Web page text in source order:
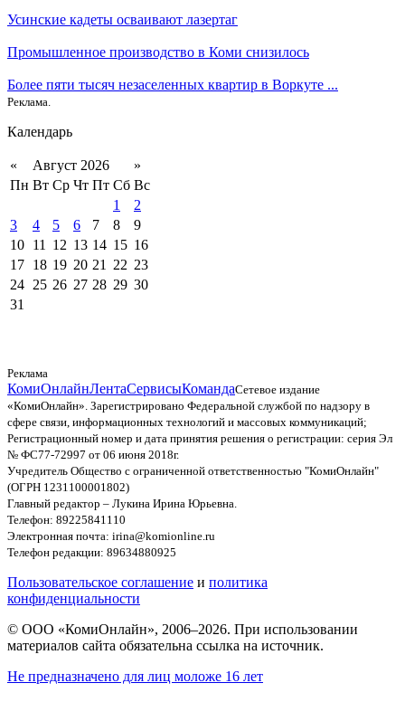
Усинские кадеты осваивают лазертаг
Промышленное производство в Коми снизилось
Более пяти тысяч незаселенных квартир в Воркуте ...
Реклама.
Календарь
« Август 2026
»
Пн Вт Ср Чт Пт Сб Вс
1
2
3
4 5 6 7 8
9
10 11 12 13 14 15 16
17 18 19 20 21 22 23
24 25 26 27 28 29 30
31
Реклама
КомиОнлайнЛентаСервисыКомандаСетевое издание
«КомиОнлайн». Зарегистрировано Федеральной службой по надзору в
сфере связи, информационных технологий и массовых коммуникаций;
Регистрационный номер и дата принятия решения о регистрации: серия Эл
№ ФС77-72997 от 06 июня 2018г.
Учредитель Общество с ограниченной ответственностью "КомиОнлайн"
(ОГРН 1231100001802)
Главный редактор – Лукина Ирина Юрьевна.
Телефон: 89225841110
Электронная почта: irina@komionline.ru
Телефон редакции: 89634880925
Пользовательское соглашение и политика
конфиденциальности
© ООО «КомиОнлайн», 2006–2026. При использовании
материалов сайта обязательна ссылка на источник.
Не предназначено для лиц моложе 16 лет